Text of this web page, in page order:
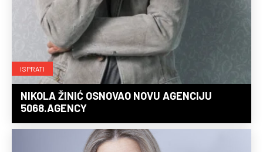
ISPRATI
NIKOLA ŽINIĆ OSNOVAO NOVU AGENCIJU
5068.AGENCY